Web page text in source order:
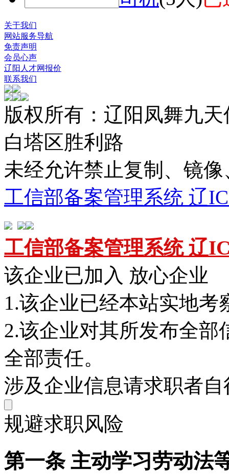
关于我们
网站服务导航
免责声明
会员心声
辽阳人才网报价
联系我们
版权所有：辽阳凤舞九
白塔区胜利路
未经允许禁止复制、镜
工信部备案管理系统 辽
工信部备案管理系统 辽
该企业已加入 放心企业
1.该企业已经本站实地考
2.该企业对其所发布全
全部责任。
涉及企业信息请求职者
规避求职风险
第一条 主动学习劳动法